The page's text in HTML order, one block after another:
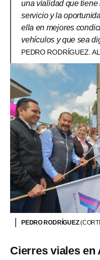
una vialidad que tiene
servicio y la
ella en mejores
vehículos y que sea
PEDRO RODRÍGUEZ.
PEDRO RODRÍGUEZ
Cierres viales en